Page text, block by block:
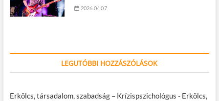
2026.04.07.
LEGUTÓBBI HOZZÁSZÓLÁSOK
Erkölcs, társadalom, szabadság – Krízispszichológus - Erkölcs,